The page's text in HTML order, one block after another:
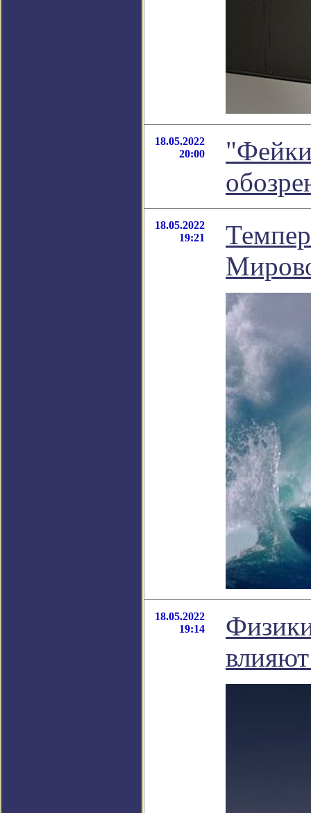
18.05.2022
20:00
18.05.2022
19:21
18.05.2022
19:14